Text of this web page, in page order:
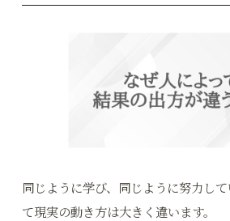
同じように学び、同じように努力し
て現実の動き方は大きく違います。